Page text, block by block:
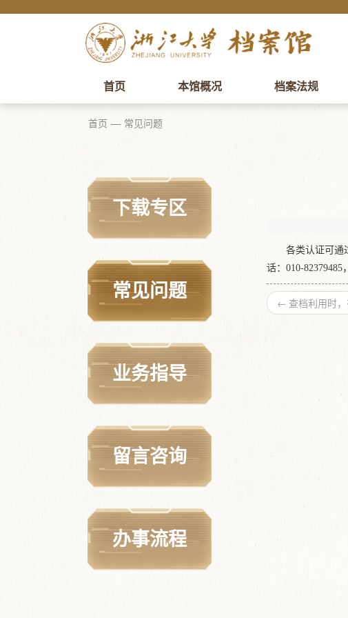
首页 本馆概况 档案法规
首页 常见问题
下载专区
常见问题
业务指导
留言咨询
办事流程
各类认证可通
话：010-82379485
← 查档利用时